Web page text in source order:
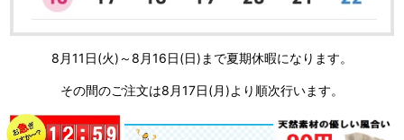
8月11日(火)～8月16日(日)まで夏期休暇になります。
その間のご注文は8月17日(月)より順次行います。